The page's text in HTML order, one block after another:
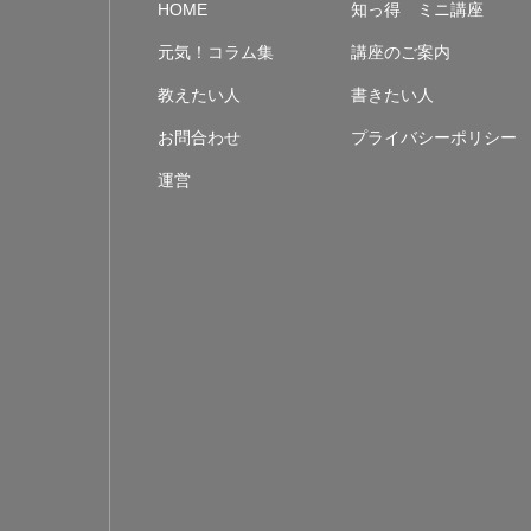
HOME 知っ得 ミニ講座
元気！コラム集 講座のご案内
教えたい人 書きたい人
お問合わせ プライバシーポリシー
運営